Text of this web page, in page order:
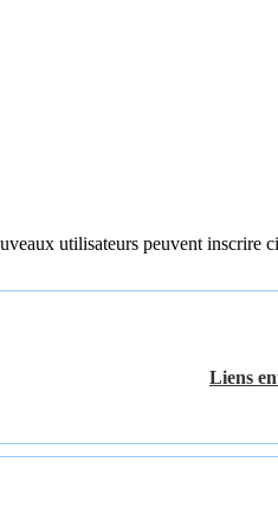
utilisateurs peuvent inscrire
Liens